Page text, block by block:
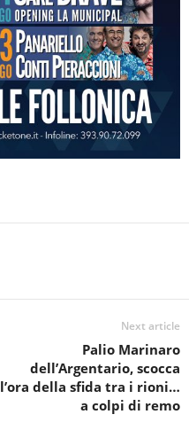
Next article
Palio Marinaro
dell’Argentario, scocca
l’ora della sfida tra i rioni…
a colpi di remo